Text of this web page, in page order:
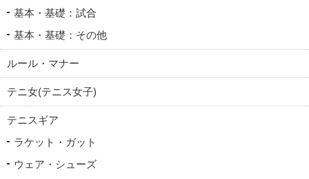
基本・基礎：試合
基本・基礎：その他
ルール・マナー
テニ女(テニス女子)
テニスギア
ラケット・ガット
ウェア・シューズ